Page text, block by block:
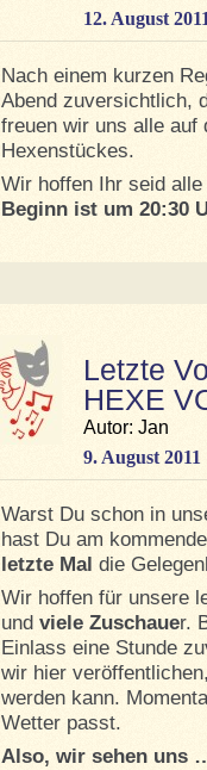
12. August
Nach einem kurzen
Abend zuversichtlich,
freuen wir uns alle auf
Hexenstückes.
Wir hoffen Ihr seid alle
Beginn ist um 20:30
Letzte
HEXE
Autor: Jan
9. August 2011
Warst Du schon in
hast Du am
letzte Mal die
Wir hoffen für unsere
und viele Zuschauer.
Einlass eine Stunde
wir hier
werden kann.
Wetter passt.
Also, wir sehen uns